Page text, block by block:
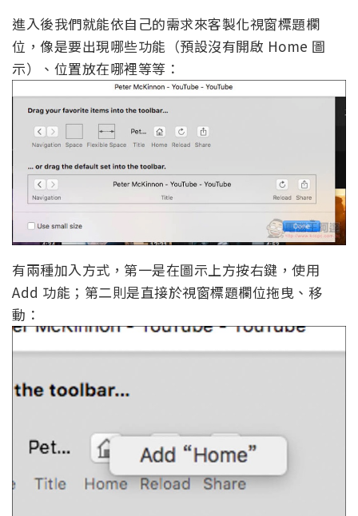
進入後我們就能依自己的需求來客製化視窗標題欄
位，像是要出現哪些功能（預設沒有開啟 Home 圖
示）、位置放在哪裡等等：
有兩種加入方式，第一是在圖示上方按右鍵，使用
Add 功能；第二則是直接於視窗標題欄位拖曳、移
動：